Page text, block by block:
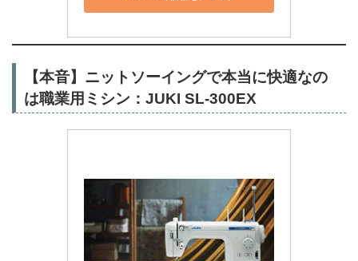
【本音】ニットソーイングで本当に快適なの
は職業用ミシン：JUKI SL-300EX